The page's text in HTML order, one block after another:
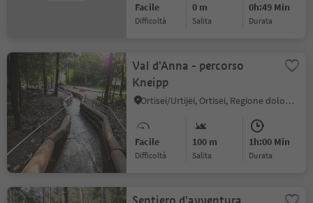
Facile
Difficoltà
0 m
Salita
0h:49 Min
durata
Val d'Anna - percorso
Kneipp
Ortisei/Urtijëi, Ortisei, Regione dolomitica Val Gardena
Facile
Difficoltà
100 m
Salita
1h:00 Min
durata